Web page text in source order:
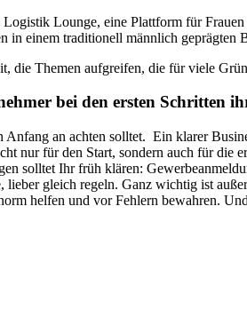
Lounge, eine Plattform für
in einem traditionell männlich geprägten
die Themen aufgreifen, die für viele
bei den ersten Schritten
an achten solltet. Ein klarer
nur für den Start, sondern auch für die
solltet Ihr früh klären:
lieber gleich regeln. Ganz wichtig ist
helfen und vor Fehlern bewahren.